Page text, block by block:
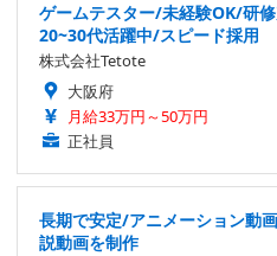
ゲームテスター/未経験OK/研
20~30代活躍中/スピード採用
株式会社Tetote
大阪府
月給33万円～50万円
正社員
長期で安定/アニメーション動
説動画を制作